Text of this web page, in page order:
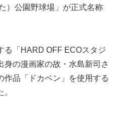
）公園野球場」が正式名称
る「HARD OFF ECOスタジ
身の漫画家の故・水島新司さ
作品「ドカベン」を使用する